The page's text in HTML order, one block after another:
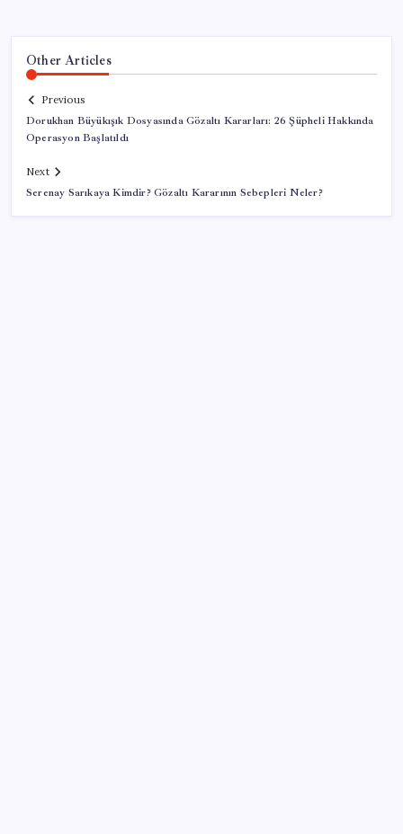
Other Articles
Previous
Dorukhan Büyükışık Dosyasında Gözaltı Kararları: 26 Şüpheli Hakkında
Operasyon Başlatıldı
Next
Serenay Sarıkaya Kimdir? Gözaltı Kararının Sebepleri Neler?